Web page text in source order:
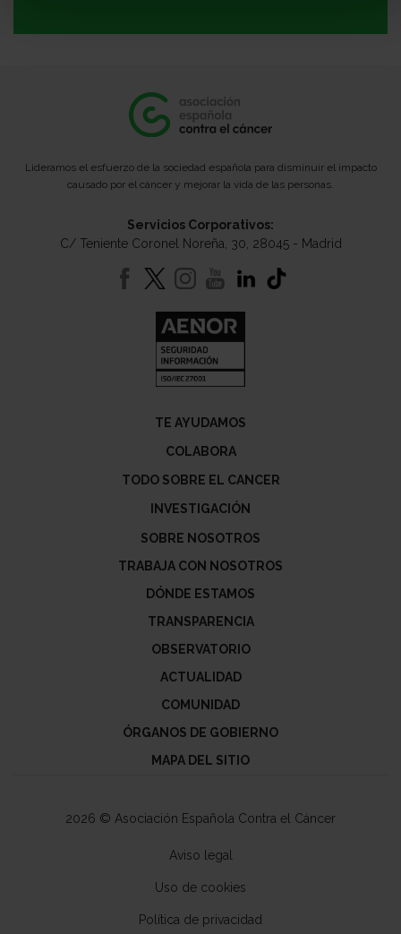
Lideramos el esfuerzo de la sociedad española para disminuir el impacto
causado por el cáncer y mejorar la vida de las personas.
Servicios Corporativos:
C/ Teniente Coronel Noreña, 30, 28045 - Madrid
TE AYUDAMOS
COLABORA
TODO SOBRE EL CANCER
INVESTIGACIÓN
SOBRE NOSOTROS
TRABAJA CON NOSOTROS
DÓNDE ESTAMOS
TRANSPARENCIA
OBSERVATORIO
ACTUALIDAD
COMUNIDAD
ÓRGANOS DE GOBIERNO
MAPA DEL SITIO
2026 © Asociación Española Contra el Cáncer
Aviso legal
Uso de cookies
Política de privacidad